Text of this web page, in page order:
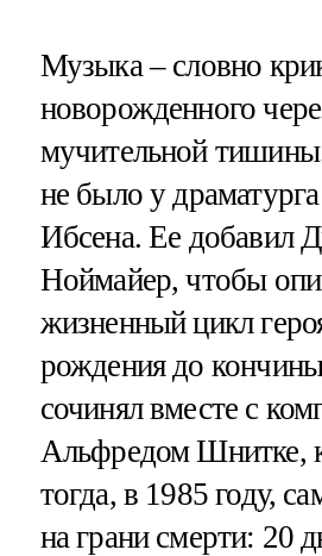
Музыка – словно
новорожденного
мучительной
не было у
Ибсена. Ее добавил
Ноймайер, чтобы
жизненный цикл
рождения до
сочинял вместе с
Альфредом Шнитке,
тогда, в 1985 году,
на грани смерти: 20